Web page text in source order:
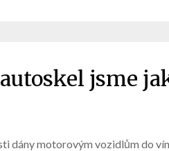
jsme
dány motorovým vozidlům do